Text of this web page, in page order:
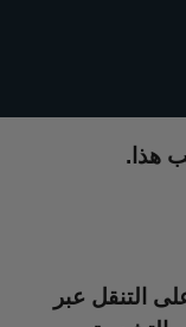
التنقل عبر